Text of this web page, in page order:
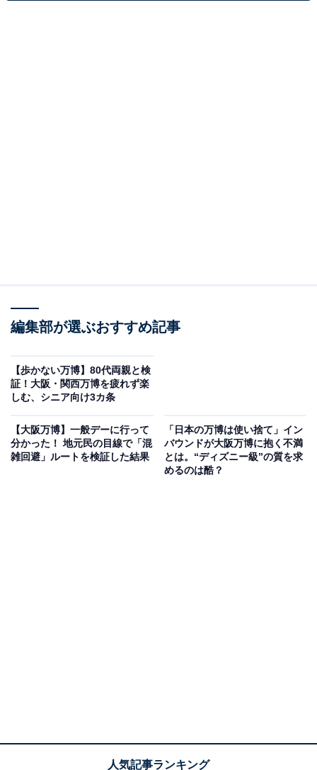
西のミャクミャク像
西ゲートのミャクミャク像は、夕暮れ時にはフォトジェ
ニックになるうえ近くにあるガンダム像やパソナ館
（PASONA NATUREVERSE）の鉄腕アトムなどと合わ
せて撮れる。いずれも人気で、記念写真を撮るための行
列が終日できている。
編集部が選ぶおすすめ記事
【歩かない万博】80代両親と検
証！大阪・関西万博を疲れず楽
しむ、シニア向け3カ条
【大阪万博】一般デーに行って
分かった！ 地元民の目線で「混
雑回避」ルートを検証した結果
「日本の万博は使い捨て」イン
バウンドが大阪万博に抱く不満
とは。“ディズニー級”の質を求
めるのは酷？